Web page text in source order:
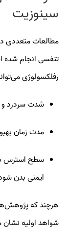
سینوزیت
مطالعات متعددی
تنفسی انجام
رفلکسولوژی
شدت سردرد
مدت زمان
سطح استرس
ایمنی بدن
هرچند که
شواهد اولیه